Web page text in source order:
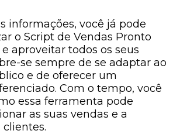
informações, você já pode
o Script de Vendas Pronto
aproveitar todos os seus
se sempre de se adaptar ao
e de oferecer um
Com o tempo, você
essa ferramenta pode
as suas vendas e a
clientes.